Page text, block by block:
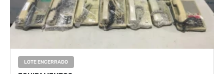
LOTE ENCERRADO